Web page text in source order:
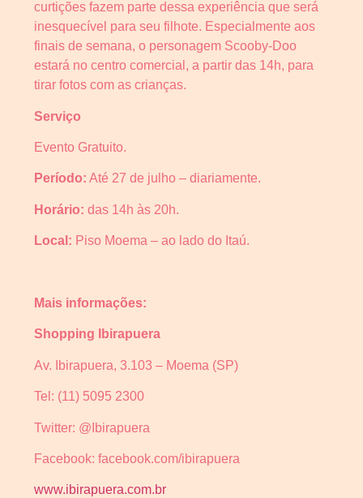
curtições fazem parte dessa experiência que será
inesquecível para seu filhote. Especialmente aos
finais de semana, o personagem Scooby-Doo
estará no centro comercial, a partir das 14h, para
tirar fotos com as crianças.
Serviço
Evento Gratuito.
Período: Até 27 de julho – diariamente.
Horário: das 14h às 20h.
Local: Piso Moema – ao lado do Itaú.
Mais informações:
Shopping Ibirapuera
Av. Ibirapuera, 3.103 – Moema (SP)
Tel: (11) 5095 2300
Twitter: @Ibirapuera
Facebook: facebook.com/ibirapuera
www.ibirapuera.com.br